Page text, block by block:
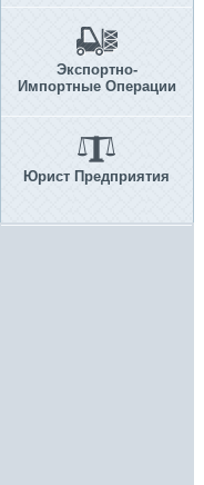
Экспортно-
Импортные Операции
Юрист Предприятия